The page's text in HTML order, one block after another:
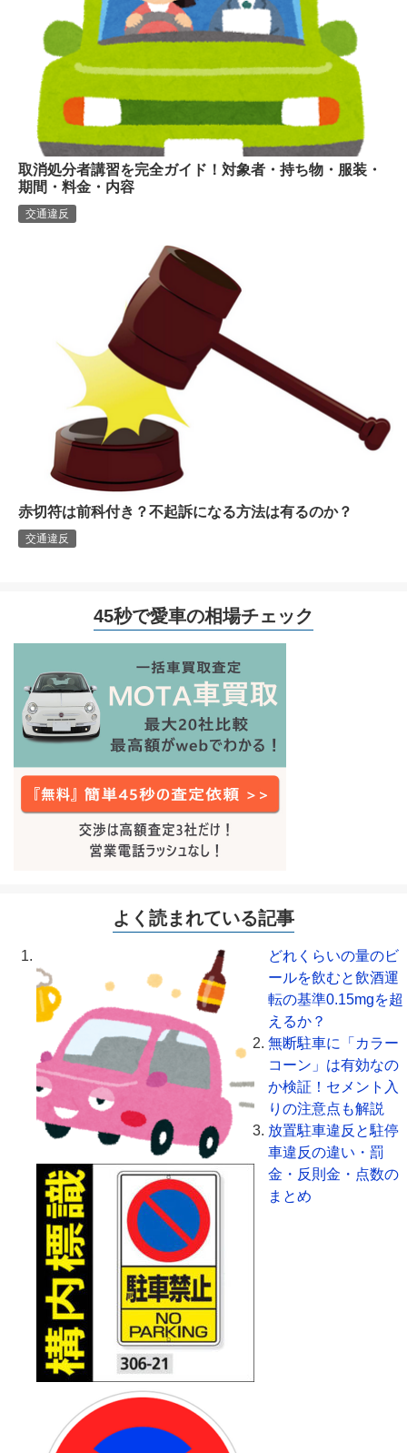
取消処分者講習を完全ガイド！対象者・持ち物・服装・
期間・料金・内容
交通違反
赤切符は前科付き？不起訴になる方法は有るのか？
交通違反
45秒で愛車の相場チェック
よく読まれている記事
どれくらいの量のビ
ールを飲むと飲酒運
転の基準0.15mgを超
えるか？
無断駐車に「カラー
コーン」は有効なの
か検証！セメント入
りの注意点も解説
放置駐車違反と駐停
車違反の違い・罰
金・反則金・点数の
まとめ